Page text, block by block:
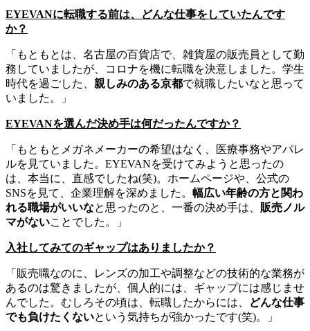
EYEVANに転職する前は、どんな仕事をしていたんです
か？
「もともとは、名古屋の百貨店で、雑貨屋の販売員として勤
務していましたが、コロナを機に転職を決意しました。学生
時代を過ごした、 親しみのある京都で就職したいなと思って
いました。」
EYEVANを選んだ決め手は何だったんですか？
「もともとメガネメーカーの希望はなく、医療事務やアパレ
ルを見ていました。EYEVANを受けてみようと思ったの
は、本当に、直感でしたね(笑)。ホームページや、公式の
SNSを見て、企業理解を深めました。 幅広い年齢の方と関わ
れる職場がいいなと思ったのと、一番の決め手は、 販売ノル
マがないことでした。」
入社してみてのギャップはありましたか？
「販売職なのに、レンズの加工や調整などの技術的な業務が
あるのは驚きましたが、個人的には、ギャップには感じませ
んでした。むしろその頃は、転職したからには、
どんな仕事
でも負けたくないという気持ちが強かったです(笑)。」